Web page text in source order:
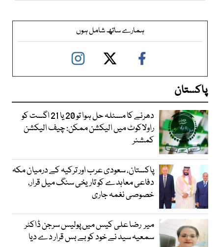
ہمارے ساتھ شامل ہوں
پاکستان
دھرنے کا مسئلہ حل ہوا تو 20 یا 21 اگست کو
راولاکوٹ میں الیکشن ممکن: چیف الیکشن
کمشنر
پاکستان، سعودی عرب اور ترکیہ کے درمیان مکہ
دفاعی معاہدے کو تاریخی سنگ میل قرار،
خصوصی نغمہ جاری
میر رضا علی کیس میں پولیس سرجن ڈاکٹر
سمعیہ سید نے خود کو بے بس قرار دے دیا